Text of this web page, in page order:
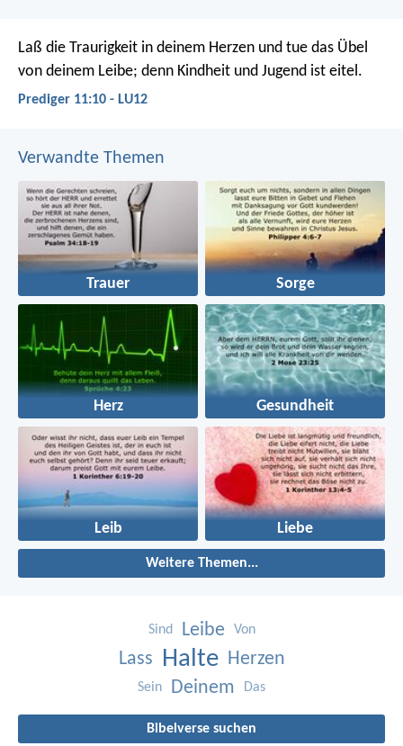
Laß die Traurigkeit in deinem Herzen und tue das Übel
von deinem Leibe; denn Kindheit und Jugend ist eitel.
Prediger 11:10 - LU12
Verwandte Themen
Trauer Sorge
Herz Gesundheit
Leib Liebe
Weitere Themen...
Sind Leibe Von
Lass Halte Herzen
Sein Deinem Das
Bibelverse suchen